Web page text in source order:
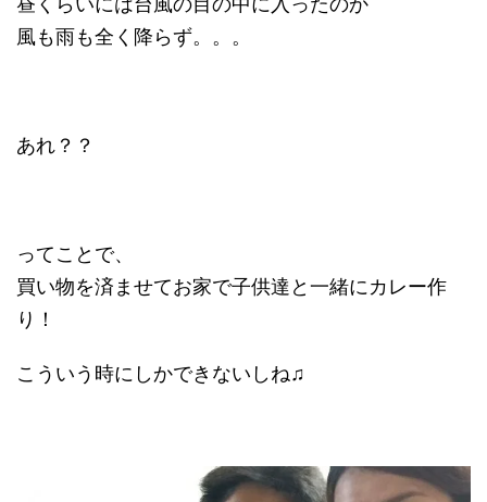
風も雨も全く降らず。。。
あれ？？
ってことで、
買い物を済ませてお家で子供達と一緒にカレー作
り！
こういう時にしかできないしね♫